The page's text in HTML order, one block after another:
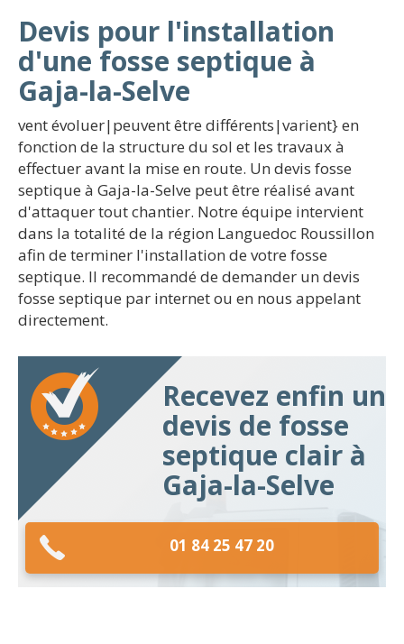
Devis pour l'installation
d'une fosse septique à
Gaja-la-Selve
vent évoluer|peuvent être différents|varient} en
fonction de la structure du sol et les travaux à
effectuer avant la mise en route. Un devis fosse
septique à Gaja-la-Selve peut être réalisé avant
d'attaquer tout chantier. Notre équipe intervient
dans la totalité de la région Languedoc Roussillon
afin de terminer l'installation de votre fosse
septique. Il recommandé de demander un devis
fosse septique par internet ou en nous appelant
directement.
Recevez enfin un
devis de fosse
septique clair à
Gaja-la-Selve
01 84 25 47 20